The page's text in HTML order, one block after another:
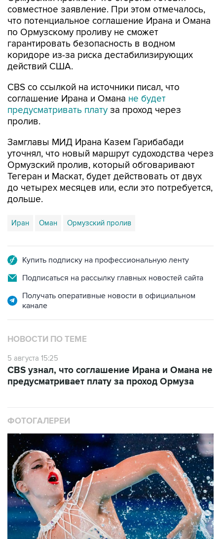
совместное заявление. При этом отмечалось,
что потенциальное соглашение Ирана и Омана
по Ормузскому проливу не сможет
гарантировать безопасность в водном
коридоре из-за риска дестабилизирующих
действий США.
CBS со ссылкой на источники писал, что
соглашение Ирана и Омана не будет
предусматривать плату за проход через
пролив.
Замглавы МИД Ирана Казем Гарибабади
уточнял, что новый маршрут судоходства через
Ормузский пролив, который обговаривают
Тегеран и Маскат, будет действовать от двух
до четырех месяцев или, если это потребуется,
дольше.
Иран Оман Ормузский пролив
Купить подписку на профессиональную ленту
Подписаться на рассылку главных новостей сайта
Получать оперативные новости в официальном
канале
НОВОСТИ ПО ТЕМЕ
5 августа 15:25
CBS узнал, что соглашение Ирана и Омана не
предусматривает плату за проход Ормуза
ФОТОГАЛЕРЕИ